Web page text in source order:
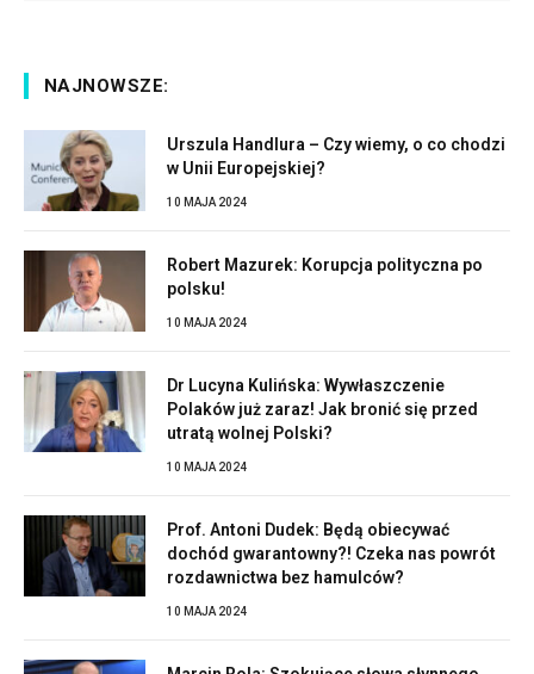
NAJNOWSZE:
Urszula Handlura – Czy wiemy, o co chodzi
w Unii Europejskiej?
10 MAJA 2024
Robert Mazurek: Korupcja polityczna po
polsku!
10 MAJA 2024
Dr Lucyna Kulińska: Wywłaszczenie
Polaków już zaraz! Jak bronić się przed
utratą wolnej Polski?
10 MAJA 2024
Prof. Antoni Dudek: Będą obiecywać
dochód gwarantowny?! Czeka nas powrót
rozdawnictwa bez hamulców?
10 MAJA 2024